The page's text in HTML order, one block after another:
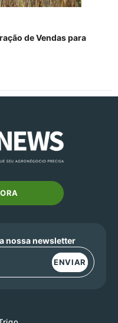
de Vendas para
nossa newsletter
ENVIAR